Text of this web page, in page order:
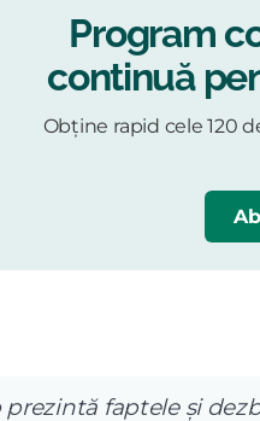
Program
continuă
Obține rapid cele 120
prezintă faptele și